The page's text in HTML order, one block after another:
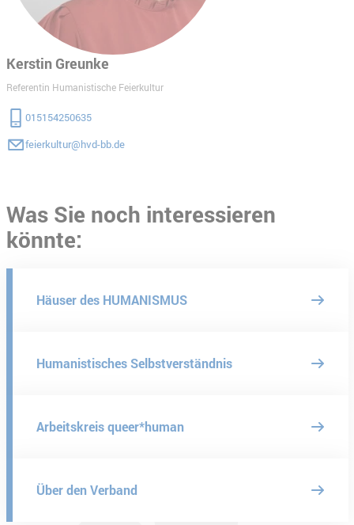
Kerstin Greunke
Referentin Humanistische Feierkultur
015154250635
feierkultur@hvd-bb.de
Was Sie noch interessieren
könnte:
Häuser des HUMANISMUS
Humanistisches Selbstverständnis
Arbeitskreis queer*human
Über den Verband